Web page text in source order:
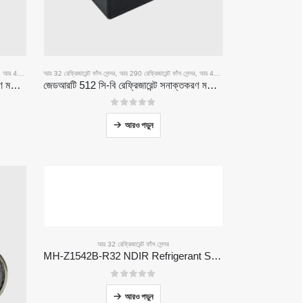
আর 454 বি রেফ্রিজারেন্ট ফাঁস সেন্সর
জেডআরটি 512 সি-এ রেফ্রিজারেন্ট সনাক্তকরণ মডিউল | আর 32, আর 454 বি, আর 290 | এর জন্য এনডিআইআর গ্যাস সেন্সর প্রশস্ত ভোল্টেজ বিদ্যুৎ সরবরাহ
আর 32 রেফ্রিজারেন্ট ফাঁস সেন্সর, আর 290 রেফ্রিজারেন্ট ফাঁস সেন্সর, আর 454 বি রেফ্রিজারেন্ট ফাঁস সেন্সর
জেডআরটি 512 সি-বি রেফ্রিজারেন্ট সনাক্তকরণ মডিউল | আর 32, আর 454 বি, আর 290 এর জন্য কম ভোল্টেজ এনডিআইআর গ্যাস সেন্সর
05 এর মধ্যে
আরও পড়ুন
আর 32 রেফ্রিজারেন্ট ফাঁস সেন্সর
MH-Z1542B-R32 NDIR Refrigerant Sensor | High Sensitivity | Long Lifespan | HVAC & Industrial Safety
05 এর মধ্যে
আরও পড়ুন